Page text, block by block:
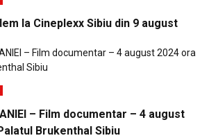
la Cineplexx Sibiu din 9 august
– Film documentar – 4 august
Brukenthal Sibiu